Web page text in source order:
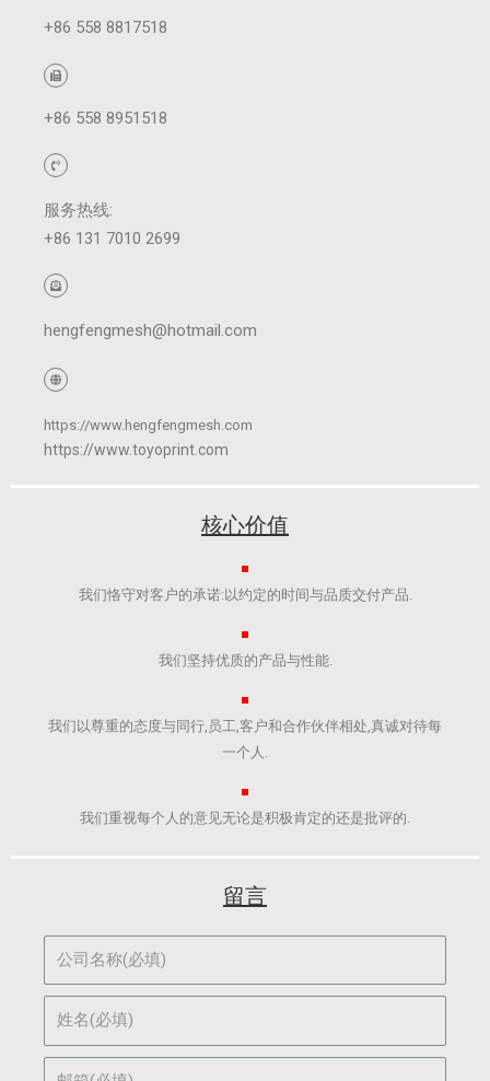
+86 558 8817518
+86 558 8951518
服务热线:
+86 131 7010 2699
hengfengmesh@hotmail.com
https://www.hengfengmesh.com
https://www.toyoprint.com
核心价值
我们恪守对客户的承诺:以约定的时间与品质交付产品.​
我们坚持优质的产品与性能.​
我们以尊重的态度与同行,员工,客户和合作伙伴相处,真诚对待每
一个人.
我们重视每个人的意见无论是积极肯定的还是批评的.​
留言